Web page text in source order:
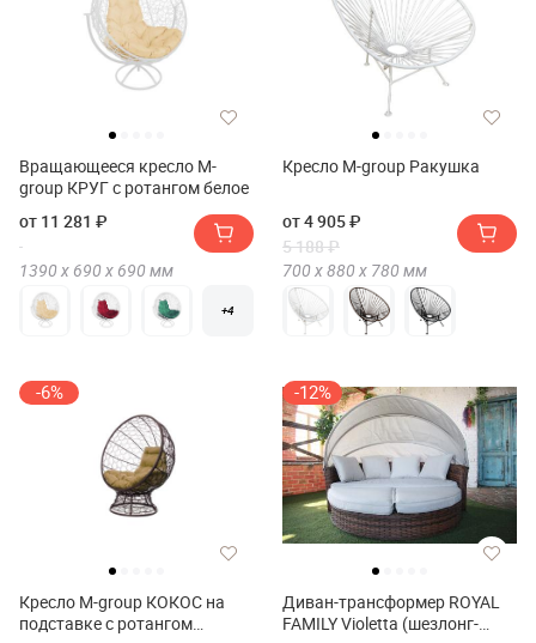
Вращающееся кресло M-
group КРУГ с ротангом белое
от 11 281 ₽
1390 х 690 х 690 мм
+4
Кресло M-group Ракушка
от 4 905 ₽
5 188 ₽
700 х880 х 780 мм
-6%
Кресло M-group КОКОС на
подставке с ротангом
-12%
Диван-трансформер ROYAL
FAMILY Violetta (шезлонг-